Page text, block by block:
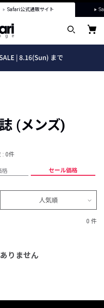
Safari公式通販サイト
(メンズ)
: 0件
格 セール価格
人気順
0 件
りません